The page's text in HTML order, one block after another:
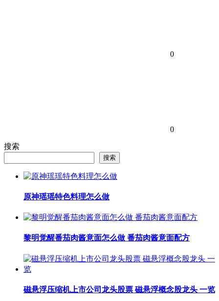
0
0
搜索
搜索
原神瑶瑶特色料理怎么做
黎明觉醒番茄肉酱意面怎么做 番茄肉酱意面配方
磁悬浮压缩机上市公司龙头股票 磁悬浮概念股龙头 一览